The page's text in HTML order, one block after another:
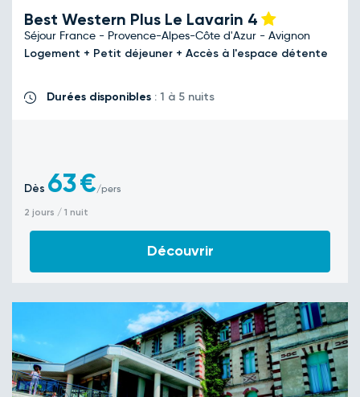
Best Western Plus Le Lavarin 4
Séjour France - Provence-Alpes-Côte d'Azur - Avignon
Logement + Petit déjeuner + Accès à l'espace détente
Durées disponibles : 1 à 5 nuits
Dès 63€/pers
2 jours / 1 nuit
Découvrir